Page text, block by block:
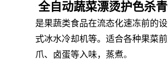
全自动蔬菜漂烫护色杀
是果蔬类食品在流态化速冻前的
式冰水冷却机等。适合各种果菜
爪、卤蛋等入味，蒸煮。